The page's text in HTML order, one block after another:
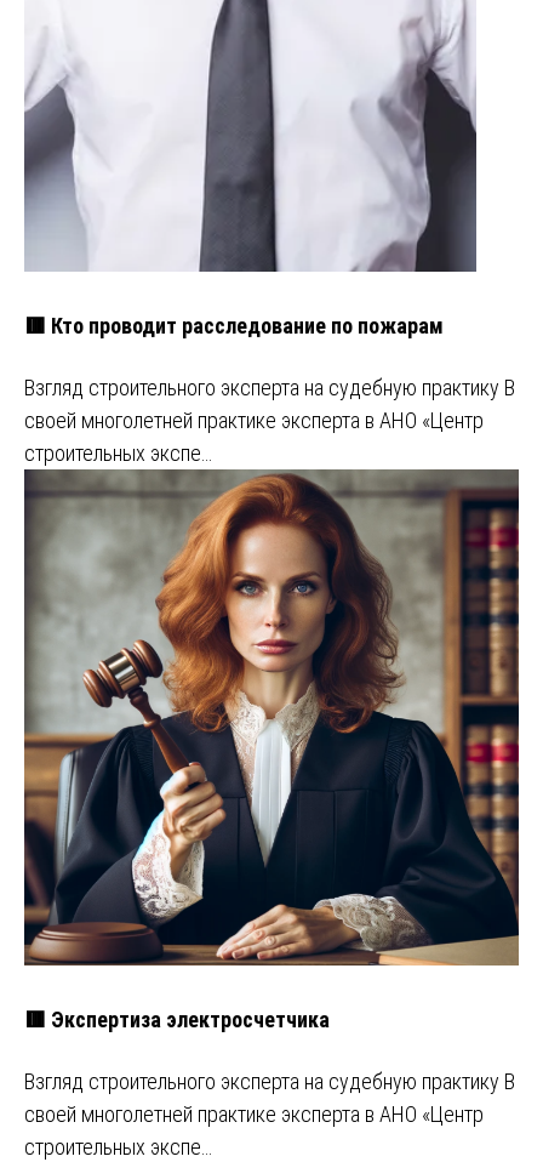
🟥 Кто проводит расследование по пожарам
Взгляд строительного эксперта на судебную практику В
своей многолетней практике эксперта в АНО «Центр
строительных экспе…
🟥 Экспертиза электросчетчика
Взгляд строительного эксперта на судебную практику В
своей многолетней практике эксперта в АНО «Центр
строительных экспе…